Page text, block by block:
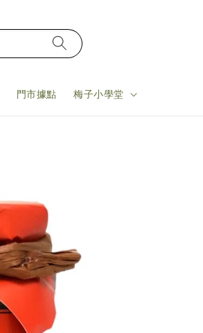
門市據點 梅子小學堂